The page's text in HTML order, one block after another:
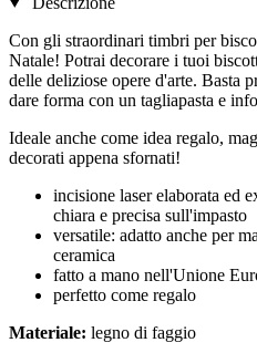
Con gli straordinari timbri per
Natale! Potrai decorare i tuoi
delle deliziose opere d'arte. Basta
dare forma con un tagliapasta e
Ideale anche come idea regalo,
decorati appena sfornati!
incisione laser elaborata ed
chiara e precisa sull'impasto
versatile: adatto anche per
ceramica
fatto a mano nell'Unione
perfetto come regalo
Materiale: legno di faggio